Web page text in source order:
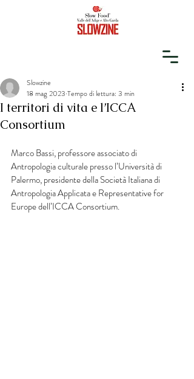
I territori di vita e l’ICCA
Consortium
Slowzine
18 mag 2023 Tempo di lettura: 3 min
Marco Bassi, professore associato di
Antropologia culturale presso l’Università di
Palermo, presidente della Società Italiana di
Antropologia Applicata e Representative for
Europe dell’ICCA Consortium.